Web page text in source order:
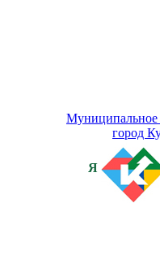
Муниципальное
город
Я